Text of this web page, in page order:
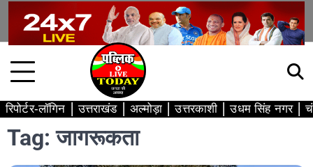
content
रिपोर्टर-लॉगिन उत्तराखंड अल्मोड़ा उत्तरकाशी उधम सिंह नगर
Tag:जागरूकता